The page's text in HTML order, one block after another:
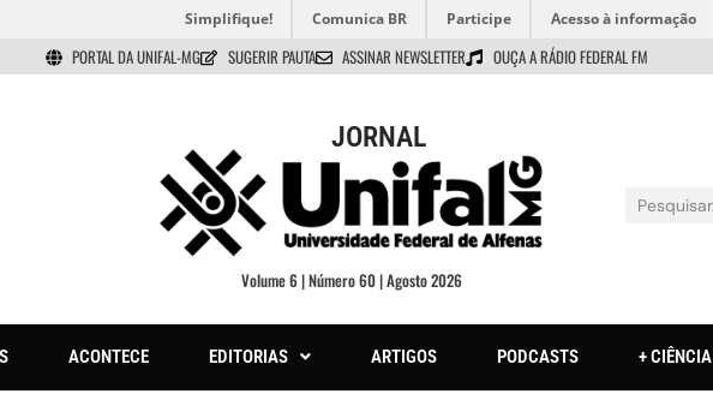
Simplifique! Comunica BR Participe Acesso à informação
PORTAL DA UNIFAL-MG SUGERIR PAUTA ASSINAR NEWSLETTER OUÇA A RÁDIO FEDERAL FM
JORNAL
Volume 6 | Número 60 | Agosto 2026
ACONTECE EDITORIAS ARTIGOS PODCASTS + CIÊNCIA